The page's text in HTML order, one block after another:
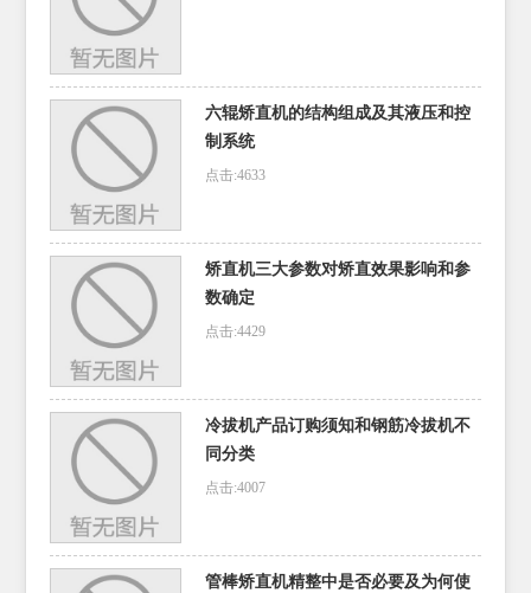
六辊矫直机的结构组成及其液压和控
制系统
点击:4633
矫直机三大参数对矫直效果影响和参
数确定
点击:4429
冷拔机产品订购须知和钢筋冷拔机不
同分类
点击:4007
管棒矫直机精整中是否必要及为何使